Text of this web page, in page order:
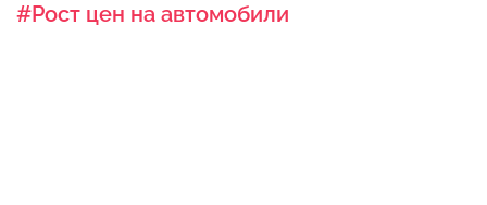
#Рост цен на автомобили